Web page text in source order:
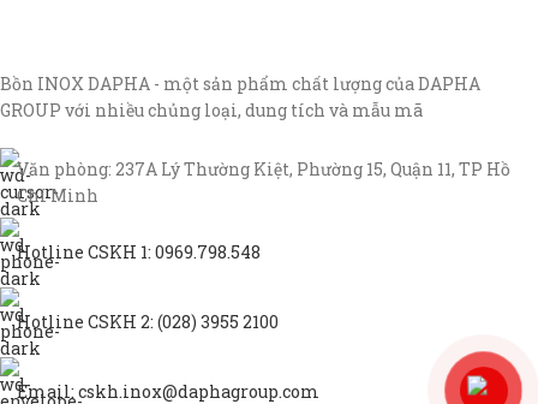
Bồn INOX DAPHA - một sản phẩm chất lượng của DAPHA
GROUP với nhiều chủng loại, dung tích và mẫu mã
Văn phòng: 237A Lý Thường Kiệt, Phường 15, Quận 11, TP Hồ
Chí Minh
Hotline CSKH 1: 0969.798.548
Hotline CSKH 2: (028) 3955 2100
Email: cskh.inox@daphagroup.com